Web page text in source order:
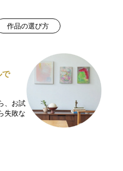
作品の選び方
で
、お試
失敗な